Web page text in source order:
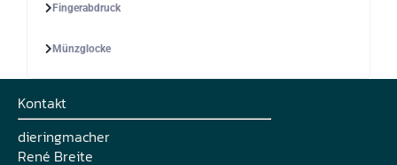
Fingerabdruck
Münzglocke
Kontakt
dieringmacher
René Breite